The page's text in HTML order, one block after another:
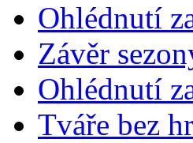
Ohlédnutí
Závěr
Ohlédnutí
Tváře bez